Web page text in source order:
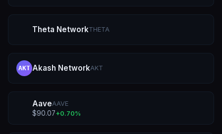
Theta NetworkTHETA
AKT Akash NetworkAKT
AaveAAVE
$90.07+0.70%